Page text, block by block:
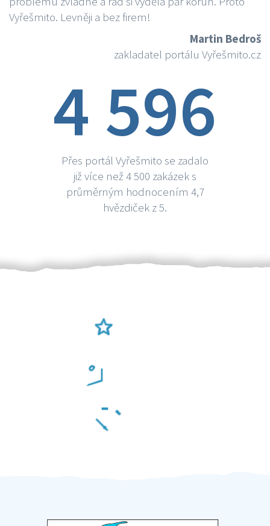
Vyřešmito. Levněji a bez firem!
Martin Bedroš
zakladatel portálu Vyřešmito.cz
4 596
Přes portál Vyřešmito se zadalo
již více než 4 500 zakázek s
průměrným hodnocením 4,7
hvězdiček z 5.